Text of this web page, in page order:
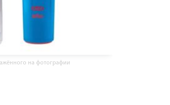
на фотографии